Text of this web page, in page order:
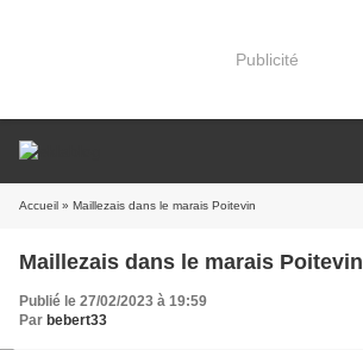
Publicité
Accueil » Maillezais dans le marais Poitevin
Maillezais dans le marais Poitevin
Publié le 27/02/2023 à 19:59
Par bebert33